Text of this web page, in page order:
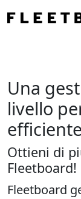
Una
livello
efficiente
Ottieni di
Fleetboard!
Fleetboard